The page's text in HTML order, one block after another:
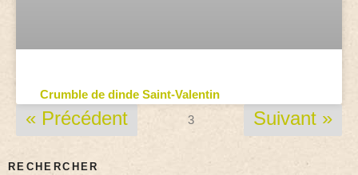
Crumble de dinde Saint-Valentin
« Précédent 3 Suivant »
RECHERCHER